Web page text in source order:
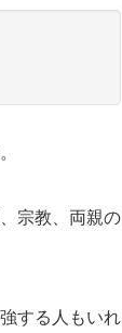
宗教、両親の
する人もいれ